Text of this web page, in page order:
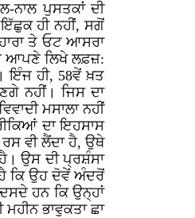
ਨਾਲ ਪੁਸਤਕਾਂ ਦੀ
ਹੀ ਨਹੀਂ, ਸਗੋਂ
ਤੇ ਓਟ ਆਸਰਾ
ਆਪਣੇ ਲਿਖੇ ਲਫ਼ਜ਼:
ਇੰਜ ਹੀ, 58ਵੇਂ ਖ਼ਤ
ਨਹੀਂ। ਜਿਸ ਦਾ
ਮਸਾਲਾ ਨਹੀਂ
ਦਾ ਇਹਸਾਸ
ਵੀ ਲੈਂਦਾ ਹੈ, ਉਥੇ
ਉਸ ਦੀ ਪ੍ਰਸ਼ੰਸਾ
ਕਿ ਉਹ ਦੋਵੇਂ ਅੰਦਰੋਂ
ਹਨ ਕਿ ਉਨ੍ਹਾਂ
ਭਾਵੁਕਤਾ ਛਾ